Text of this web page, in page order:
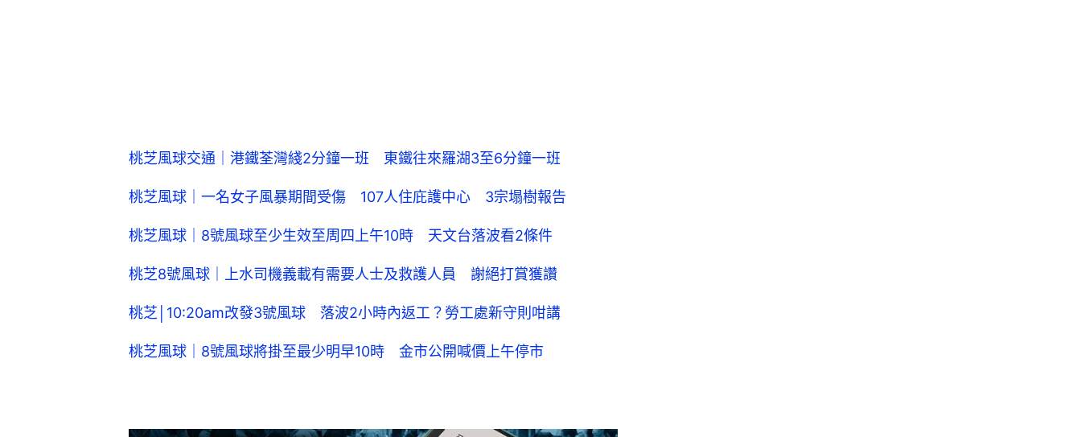
桃芝風球交通｜港鐵荃灣綫2分鐘一班 東鐵往來羅湖3至6分鐘一班
桃芝風球｜一名女子風暴期間受傷 107人住庇護中心 3宗塌樹報告
桃芝風球｜8號風球至少生效至周四上午10時 天文台落波看2條件
桃芝8號風球｜上水司機義載有需要人士及救護人員 謝絕打賞獲讚
桃芝│10:20am改發3號風球 落波2小時內返工？勞工處新守則咁講
桃芝風球｜8號風球將掛至最少明早10時 金市公開喊價上午停市